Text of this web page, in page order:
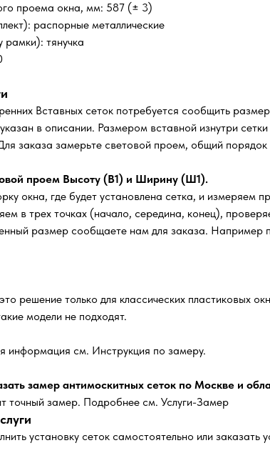
проема окна, мм: 587 (± 3)
распорные металлические
рамки): тянучка
Вставных сеток потребуется сообщить
в описании. Размером вставной изнутри
заказа замерьте световой проем, общий
проем Высоту (В1) и Ширину (Ш1).
окна, где будет установлена сетка, и
в трех точках (начало, середина, конец),
размер сообщаете нам для заказа. Например
решение только для классических пластиковых
модели не подходят.
информация см. Инструкция по замеру.
замер антимоскитных сеток по Москве и
точный замер. Подробнее см. Услуги-Замер
установку сеток самостоятельно или заказать